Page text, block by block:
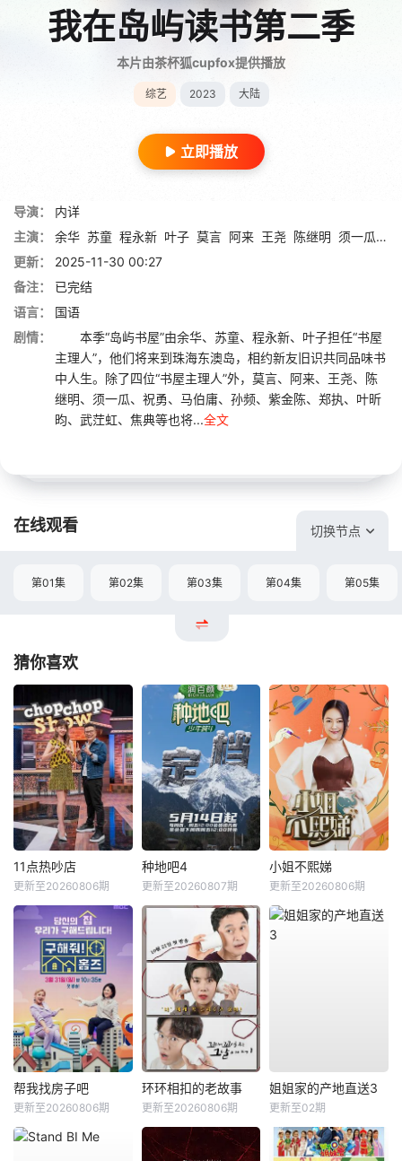
我在岛屿读书第二季
本片由茶杯狐cupfox提供播放
综艺 2023 大陆
立即播放
导演：
内详
主演：
余华 苏童 程永新 叶子 莫言 阿来 王尧 陈继明 须一瓜 祝
更新：
2025-11-30 00:27
备注：
已完结
语言：
国语
剧情：
本季“岛屿书屋”由余华、苏童、程永新、叶子担任“书屋
主理人”，他们将来到珠海东澳岛，相约新友旧识共同品味书
中人生。除了四位“书屋主理人”外，莫言、阿来、王尧、陈
继明、须一瓜、祝勇、马伯庸、孙频、紫金陈、郑执、叶昕
昀、武茳虹、焦典等也将...全文
在线观看 切换节点
第01集 第02集 第03集 第04集 第05集
猜你喜欢
11点热吵店
更新至20260806期
种地吧4
更新至20260807期
小姐不熙娣
更新至20260806期
帮我找房子吧
更新至20260806期
环环相扣的老故事
更新至20260806期
姐姐家的产地直送3
更新至02期